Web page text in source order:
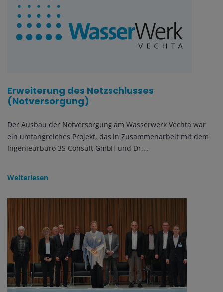
Erweiterung des Netzschlusses
(Notversorgung)
Der Ausbau der Notversorgung am Wasserwerk Vechta war
ein umfangreiches Projekt, das in Zusammenarbeit mit dem
Ingenieurbüro 3S Consult GmbH und Dr.…
Weiterlesen